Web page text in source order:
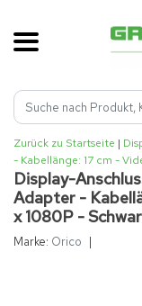
Zurück zu Startseite |
- Kabellänge: 17 cm -
Display-
Adapter -
x 1080P -
Marke: Orico |